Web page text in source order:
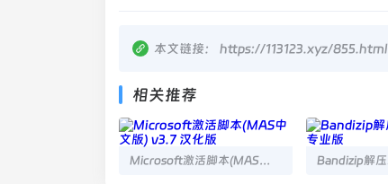
本文链接： https://113123.xyz/855.html
相关推荐
Microsoft激活脚本(MAS中文版) v3.7 汉化版